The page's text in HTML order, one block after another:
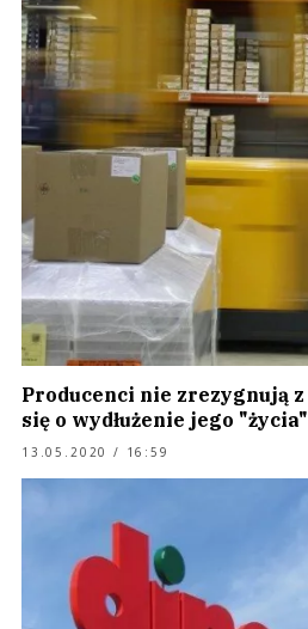
Producenci nie zrezygnują
się o wydłużenie jego
13.05.2020 / 16:59